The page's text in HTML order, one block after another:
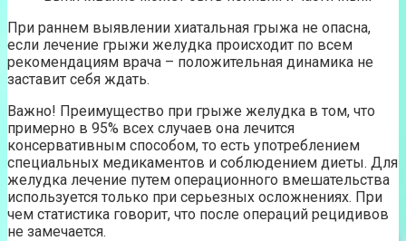
При раннем выявлении хиатальная грыжа не опасна,
если лечение грыжи желудка происходит по всем
рекомендациям врача – положительная динамика не
заставит себя ждать.
Важно! Преимущество при грыже желудка в том, что
примерно в 95% всех случаев она лечится
консервативным способом, то есть употреблением
специальных медикаментов и соблюдением диеты. Для
желудка лечение путем операционного вмешательства
используется только при серьезных осложнениях. При
чем статистика говорит, что после операций рецидивов
не замечается.